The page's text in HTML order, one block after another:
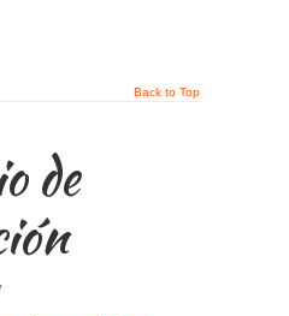
Back to Top
de